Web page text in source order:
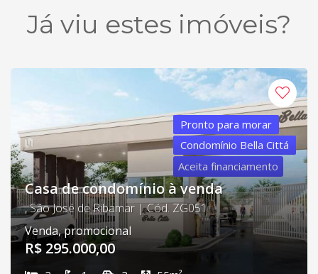
Já viu estes imóveis?
Pronto para morar
Condomínio Bella Cittá
Aceita financiamento
Casa de condomínio à venda
, São José de Ribamar | Cód. ZG051
Venda, promocional
R$ 295.000,00